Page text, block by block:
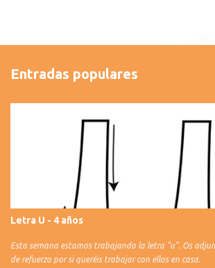
Entradas populares
Letra U - 4 años
Esta semana estamos trabajando la letra "u". Os
de refuerzo por si queréis trabajar con ellos en casa.